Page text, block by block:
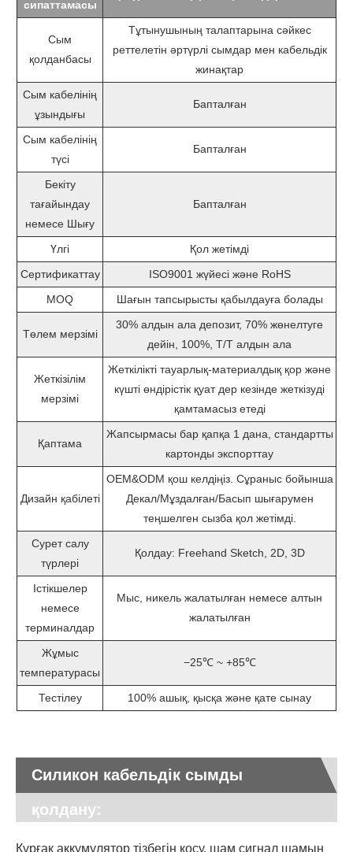
сипаттамасы
Сым
қолданбасы
Тұтынушының талаптарына сәйкес
реттелетін әртүрлі сымдар мен кабельдік
жинақтар
Сым кабелінің
ұзындығы
Бапталған
Сым кабелінің
түсі
Бапталған
Бекіту
тағайындау
немесе Шығу
Бапталған
Үлгі
Қол жетімді
Сертификаттау
ISO9001 жүйесі және RoHS
MOQ
Шағын тапсырысты қабылдауға болады
Төлем мерзімі
30% алдын ала депозит, 70% жөнелтуге
дейін, 100%, T/T алдын ала
Жеткізілім
мерзімі
Жеткілікті тауарлық-материалдық қор және
күшті өндірістік қуат дер кезінде жеткізуді
қамтамасыз етеді
Қаптама
Жапсырмасы бар қапқа 1 дана, стандартты
картонды экспорттау
Дизайн қабілеті
OEM&ODM қош келдіңіз. Сұраныс бойынша
Декал/Мұздалған/Басып шығарумен
теңшелген сызба қол жетімді.
Сурет салу
түрлері
Қолдау: Freehand Sketch, 2D, 3D
Істікшелер
немесе
терминалдар
Мыс, никель жалатылған немесе алтын
жалатылған
Жұмыс
температурасы
−25℃ ~ +85℃
Тестілеу 100% ашық, қысқа және қате сынау
Силикон кабельдік сымды
қолдану:
Құрғақ аккумулятор тізбегін қосу, шам сигнал шамын